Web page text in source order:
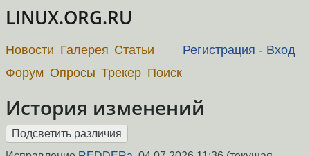
LINUX.ORG.RU
Регистрация - Вход
Новости Галерея Статьи
Форум Опросы Трекер Поиск
История изменений